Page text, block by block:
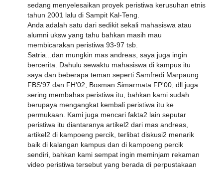
sedang menyelesaikan proyek peristiwa kerusuhan etnis
tahun 2001 lalu di Sampit Kal-Teng.
Anda adalah satu dari sedikit sekali mahasiswa atau
alumni uksw yang tahu bahkan masih mau
membicarakan peristiwa 93-97 tsb.
Satria...dan mungkin mas andreas, saya juga ingin
bercerita. Dahulu sewaktu mahasiswa di kampus itu
saya dan beberapa teman seperti Samfredi Marpaung
FBS'97 dan FH'02, Bosman Simarmata FP'00, dll juga
sering membahas peristiwa itu, bahkan kami sudah
berupaya mengangkat kembali peristiwa itu ke
permukaan. Kami juga mencari fakta2 lain seputar
peristiwa itu diantaranya artikel2 dari mas andreas,
artikel2 di kampoeng percik, terlibat diskusi2 menarik
baik di kalangan kampus dan di kampoeng percik
sendiri, bahkan kami sempat ingin meminjam rekaman
video peristiwa tersebut yang berada di perpustakaan